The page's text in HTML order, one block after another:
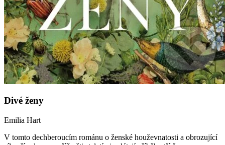
Divé ženy
Emilia Hart
V tomto dechberoucím románu o ženské houževnatosti a obrozující